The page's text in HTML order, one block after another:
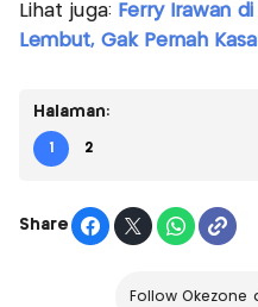
Lihat juga: Ferry Irawan
Lembut, Gak Pernah
Halaman:
1 2
Share
Follow Okezone